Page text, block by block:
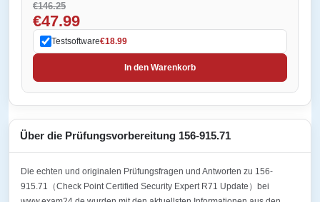
€146.25
€47.99
Testsoftware€18.99
In den Warenkorb
Über die Prüfungsvorbereitung 156-915.71
Die echten und originalen Prüfungsfragen und Antworten zu 156-
915.71（Check Point Certified Security Expert R71 Update）bei